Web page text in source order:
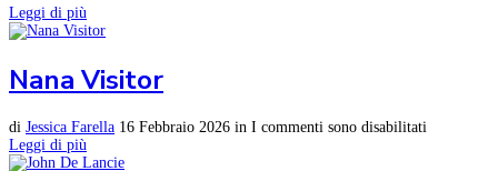
Leggi di più
Nana Visitor
di Jessica Farella 16 Febbraio 2026 in I commenti sono disabilitati
Leggi di più